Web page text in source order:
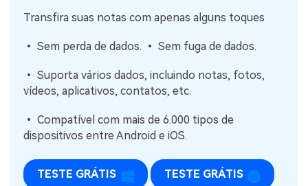
Transfira suas notas com apenas alguns toques
• Sem perda de dados. • Sem fuga de dados.
• Suporta vários dados, incluindo notas, fotos,
vídeos, aplicativos, contatos, etc.
• Compatível com mais de 6.000 tipos de
dispositivos entre Android e iOS.
TESTE GRÁTIS
TESTE GRÁTIS